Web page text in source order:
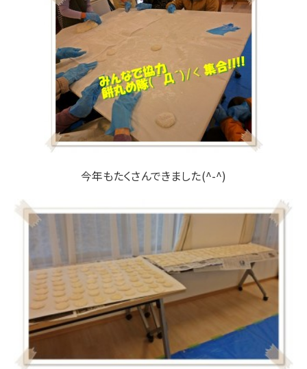
今年もたくさんできました(^-^)